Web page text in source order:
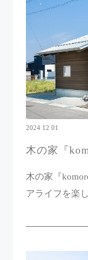
2024 12 01
木の家『
木の家『
アライフを楽